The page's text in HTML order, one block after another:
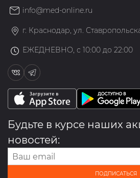
info@med-online.ru
г. Краснодар, ул.
ЕЖЕДНЕВНО, с 10:00 до 22:00
Будьте в курсе наших
новостей:
ПОДПИСАТЬСЯ